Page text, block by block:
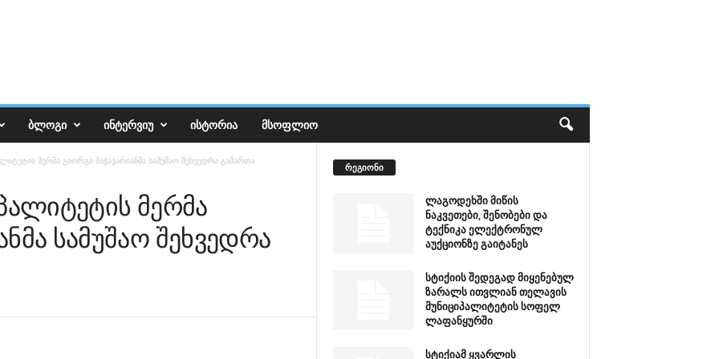
ᲑᲚᲝᲒᲘ ᲘᲜᲢᲔᲠᲕᲘᲣ ᲘᲡᲢᲝᲠᲘᲐ ᲛᲡᲝᲤᲚᲘᲝ
მერმა გიორგი მაჭავარიანმა სამუშაო შეხვედრა გამართა
მერმა
სამუშაო შეხვედრა
რეგიონი
ლაგოდეხში მიწის
ნაკვეთები, შენობები და
ტექნიკა ელექტრონულ
აუქციონზე გაიტანეს
სტიქიის შედეგად მიყენებულ
ზარალს ითვლიან თელავის
მუნიციპალიტეტის სოფელ
ლაფანყურში
სტიქიამ ყვარლის